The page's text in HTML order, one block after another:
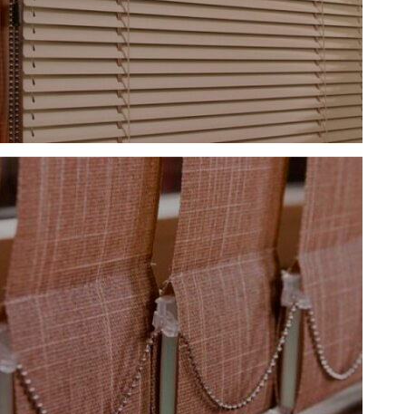
Жалюзи горизонтальные
Подробнее